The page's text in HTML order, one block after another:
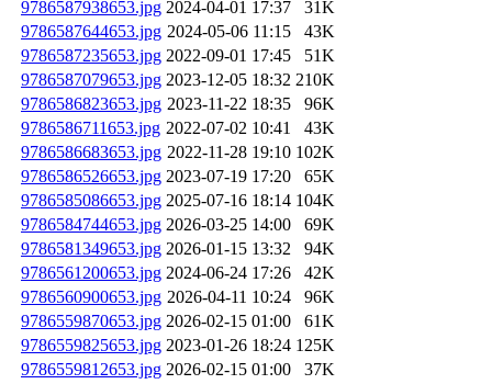
9786587938653.jpg 2024-04-01 17:37
31K
9786587644653.jpg 2024-05-06 11:15
43K
9786587235653.jpg 2022-09-01 17:45
51K
9786587079653.jpg 2023-12-05 18:32 210K
9786586823653.jpg 2023-11-22 18:35
96K
9786586711653.jpg 2022-07-02 10:41
43K
9786586683653.jpg 2022-11-28 19:10 102K
9786586526653.jpg 2023-07-19 17:20
65K
9786585086653.jpg 2025-07-16 18:14 104K
9786584744653.jpg 2026-03-25 14:00
69K
9786581349653.jpg 2026-01-15 13:32
94K
9786561200653.jpg 2024-06-24 17:26
42K
9786560900653.jpg 2026-04-11 10:24
96K
9786559870653.jpg 2026-02-15 01:00
61K
9786559825653.jpg 2023-01-26 18:24 125K
9786559812653.jpg 2026-02-15 01:00
37K